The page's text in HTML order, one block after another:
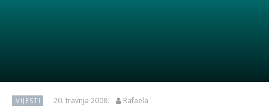
VIJESTI 20. travnja 2008. Rafaela